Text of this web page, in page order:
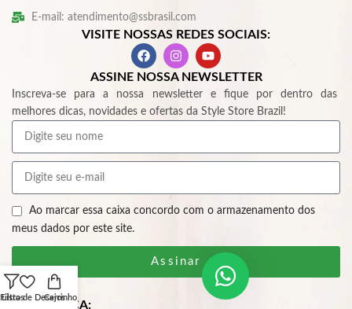
E-mail: atendimento@ssbrasil.com
VISITE NOSSAS REDES SOCIAIS:
ASSINE NOSSA NEWSLETTER
Inscreva-se para a nossa newsletter e fique por dentro das
melhores dicas, novidades e ofertas da Style Store Brazil!
Ao marcar essa caixa concordo com o armazenamento dos
meus dados por este site.
Assinar
SEGURANÇA:
Filtros
Lista de Desejos
Carrinho